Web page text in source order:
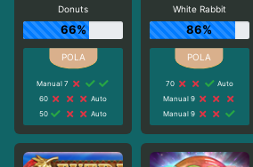
Donuts
66%
Manual 7
60
Auto
50
Auto
White Rabbit
86%
70
Auto
Manual 9
Manual 9